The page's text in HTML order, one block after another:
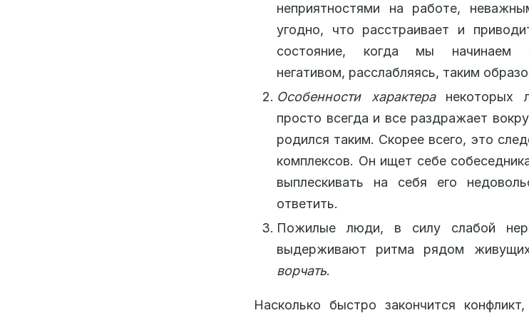
неприятностями на работе,
угодно, что расстраивает и
состояние, когда мы начинаем
негативом, расслабляясь, таким
Особенности характера некоторых
просто всегда и все раздражает
родился таким. Скорее всего, это
комплексов. Он ищет себе
выплескивать на себя его
ответить.
Пожилые люди, в силу слабой
выдерживают ритма рядом
ворчать.
Насколько быстро закончится